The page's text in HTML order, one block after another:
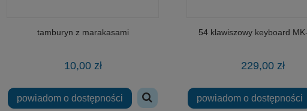
Welly w skali 1:24 Porsche 911 GT3
Fiat 126p 1:34-39 model Welly
tamburyn z marakasami
10,00 zł
powiadom o dostępności
54 klawiszowy keyboard
229,00 zł
powiadom o dostępności